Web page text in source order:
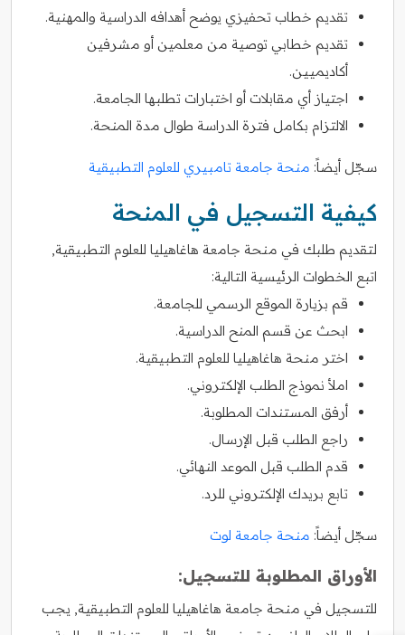
تقديم خطاب تحفيزي يوضح أهدافه الدراسية والمهنية.
تقديم خطابي توصية من معلمين أو مشرفين
أكاديميين.
اجتياز أي مقابلات أو اختبارات تطلبها الجامعة.
الالتزام بكامل فترة الدراسة طوال مدة المنحة.
سجّل أيضاً: منحة جامعة تامبيري للعلوم التطبيقية
كيفية التسجيل في المنحة
لتقديم طلبك في منحة جامعة هاغاهيليا للعلوم التطبيقية,
اتبع الخطوات الرئيسية التالية:
قم بزيارة الموقع الرسمي للجامعة.
ابحث عن قسم المنح الدراسية.
اختر منحة هاغاهيليا للعلوم التطبيقية.
املأ نموذج الطلب الإلكتروني.
أرفق المستندات المطلوبة.
راجع الطلب قبل الإرسال.
قدم الطلب قبل الموعد النهائي.
تابع بريدك الإلكتروني للرد.
سجّل أيضاً: منحة جامعة لوت
الأوراق المطلوبة للتسجيل:
للتسجيل في منحة جامعة هاغاهيليا للعلوم التطبيقية, يجب